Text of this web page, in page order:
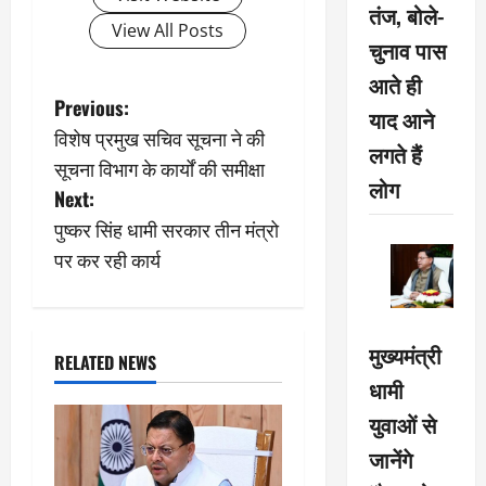
View All Posts
P
o
s
t
v
i
Previous:
विशेष प्रमुख सचिव सूचना ने की
सूचना विभाग के कार्यों की समीक्षा
Next:
पुष्कर सिंह धामी सरकार तीन मंत्रो
पर कर रही कार्य
RELATED NEWS
तंज, बोले-
चुनाव पास
आते ही
याद आने
लगते हैं
लोग
मुख्यमंत्री
धामी
युवाओं से
जानेंगे